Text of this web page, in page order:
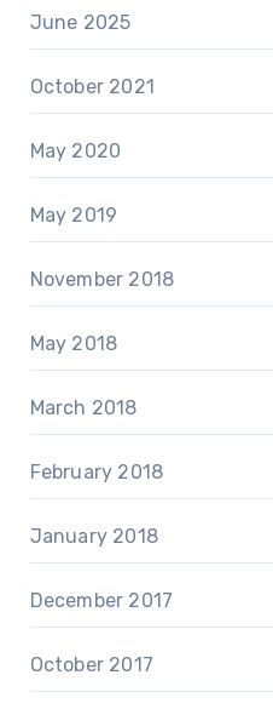
June 2025
October 2021
May 2020
May 2019
November 2018
May 2018
March 2018
February 2018
January 2018
December 2017
October 2017